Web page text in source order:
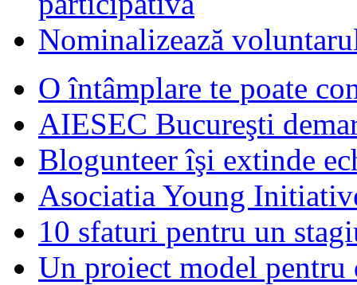
Nominalizează
O întâmplare te poate
AIESEC Bucureşti
Blogunteer îşi extinde
Asociatia Young
10 sfaturi pentru un
Un proiect model